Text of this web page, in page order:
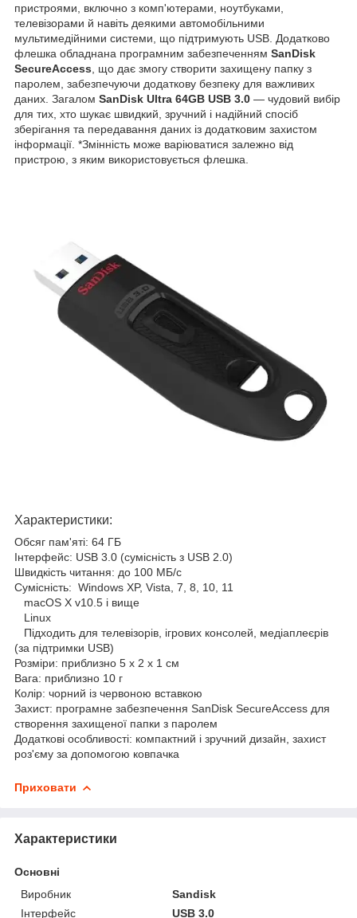
пристроями, включно з комп'ютерами, ноутбуками,
телевізорами й навіть деякими автомобільними
мультимедійними системи, що підтримують USB. Додатково
флешка обладнана програмним забезпеченням SanDisk
SecureAccess , що дає змогу створити захищену папку з
паролем, забезпечуючи додаткову безпеку для важливих
даних. Загалом SanDisk Ultra 64GB USB 3.0 — чудовий вибір
для тих, хто шукає швидкий, зручний і надійний спосіб
зберігання та передавання даних із додатковим захистом
інформації. *Змінність може варіюватися залежно від
пристрою, з яким використовується флешка.
Характеристики:
Обсяг пам'яті: 64 ГБ
Інтерфейс: USB 3.0 (сумісність з USB 2.0)
Швидкість читання: до 100 МБ/с
Сумісність: Windows XP, Vista, 7, 8, 10, 11
macOS X v10.5 і вище
Linux
Підходить для телевізорів, ігрових консолей, медіаплеєрів
(за підтримки USB)
Розміри: приблизно 5 x 2 x 1 см
Вага: приблизно 10 г
Колір: чорний із червоною вставкою
Захист: програмне забезпечення SanDisk SecureAccess для
створення захищеної папки з паролем
Додаткові особливості: компактний і зручний дизайн, захист
роз'єму за допомогою ковпачка
Приховати
Характеристики
Основні
Виробник
Sandisk
Інтерфейс
USB 3.0